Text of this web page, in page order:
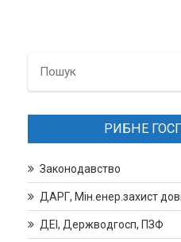
РИБНЕ
Законодавство
ДАРГ, Мін.енер.захист
ДЕІ, Держводгосп, ПЗФ